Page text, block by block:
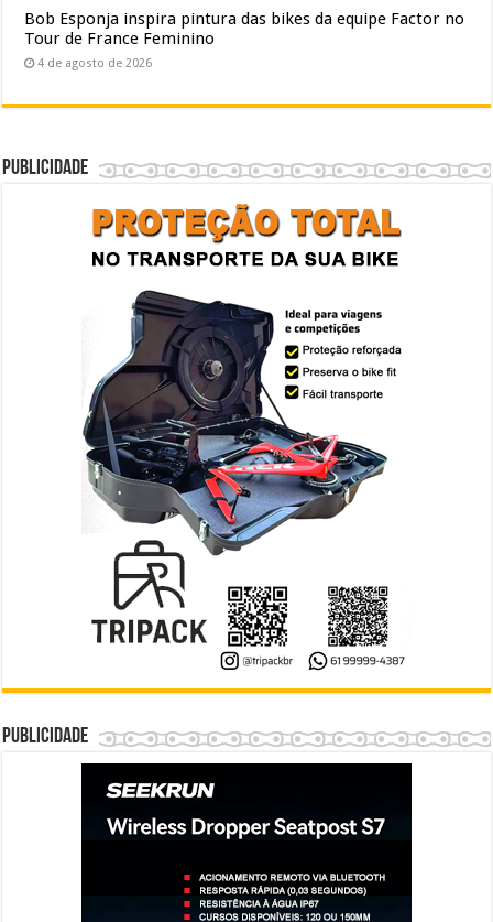
Bob Esponja inspira pintura das bikes da equipe Factor no
Tour de France Feminino
4 de agosto de 2026
Publicidade
Publicidade